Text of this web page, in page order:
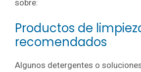
sobre:
Productos de
recomendados
Algunos detergentes o